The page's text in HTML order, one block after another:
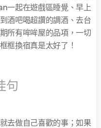
一起在遊戲區睡覺、早上
酒吧喝超讚的調酒、去台
所有哞哞屋的品項，一切
框換宿真是太好了！
句
去做自己喜歡的事；如果